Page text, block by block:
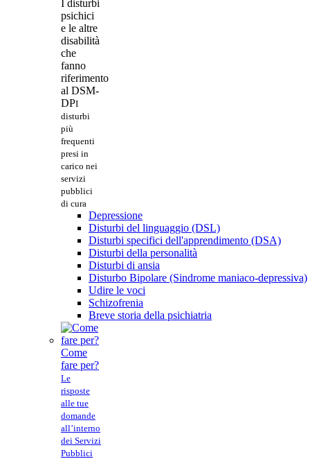
I disturbi
psichici
e le altre
disabilità
che
fanno
riferimento
al DSM-
DPI
disturbi
più
frequenti
presi in
carico nei
servizi
pubblici
di cura
Depressione
Disturbi del linguaggio (DSL)
Disturbi specifici dell'apprendimento (DSA)
Disturbi della personalità
Disturbi di ansia
Disturbo Bipolare (Sindrome maniaco-depressiva)
Udire le voci
Schizofrenia
Breve storia della psichiatria
Come
fare per?
Le
risposte
alle tue
domande
all’interno
dei Servizi
Pubblici